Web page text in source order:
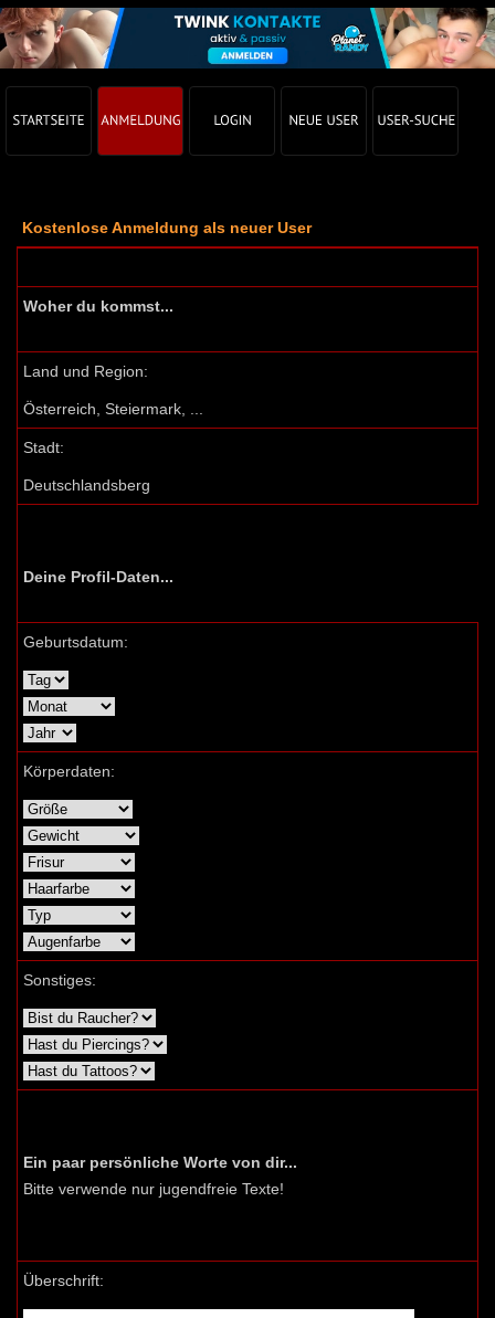
Kostenlose Anmeldung als neuer User
Woher du kommst...
Land und Region:
Österreich, Steiermark, ...
Stadt:
Deutschlandsberg
Deine Profil-Daten...
Geburtsdatum:
Körperdaten:
Sonstiges:
Ein paar persönliche Worte von dir...
Bitte verwende nur jugendfreie Texte!
Überschrift: